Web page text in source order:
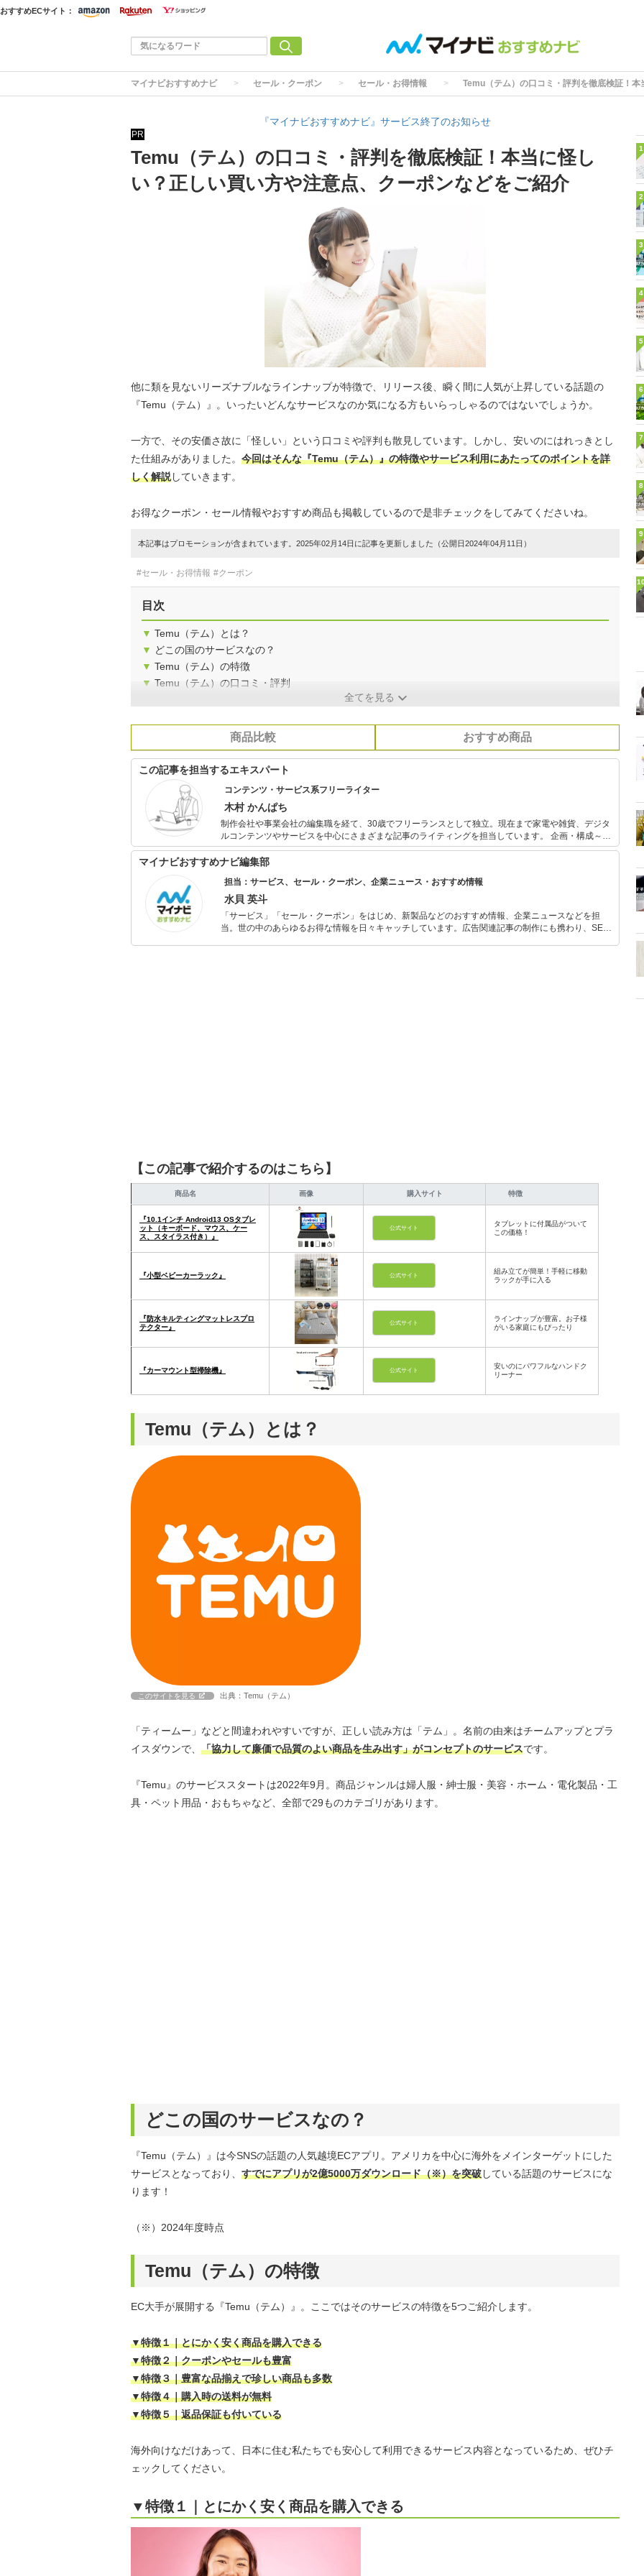
おすすめECサイト：
マイナビおすすめナビ セール・クーポン セール・お得情報 Temu（テム）の口コミ・評判を徹底検証！
『マイナビおすすめナビ』サービス終了のお知らせ
PR
Temu（テム）の口コミ・評判を徹底検証！本当に怪し
い？正しい買い方や注意点、クーポンなどをご紹介
他に類を見ないリーズナブルなラインナップが特徴で、リリース後、瞬く間に人気が上昇している話題の
『Temu（テム）』。いったいどんなサービスなのか気になる方もいらっしゃるのではないでしょうか。
一方で、その安価さ故に「怪しい」という口コミや評判も散見しています。しかし、安いのにはれっきとし
た仕組みがありました。 今回はそんな『Temu（テム）』の特徴やサービス利用にあたってのポイントを詳
しく解説していきます。
お得なクーポン・セール情報やおすすめ商品も掲載しているので是非チェックをしてみてくださいね。
本記事はプロモーションが含まれています。2025年02月14日に記事を更新しました（公開日2024年04月11日）
#セール・お得情報 #クーポン
目次
▼ Temu（テム）とは？
▼ どこの国のサービスなの？
▼ Temu（テム）の特徴
▼ Temu（テム）の口コミ・評判
全てを見る
商品比較 おすすめ商品
この記事を担当するエキスパート
コンテンツ・サービス系フリーライター
木村 かんぱち
制作会社や事業会社の編集職を経て、30歳でフリーランスとして独立。現在まで家電や雑貨、デジタ
ルコンテンツやサービスを中心にさまざまな記事のライティングを担当しています。 企画・構成～取
材、撮影、ライティングまでフットワーク軽く対応できるのが強み！誠実な仕事がモットーです！
マイナビおすすめナビ編集部
担当：サービス、セール・クーポン、企業ニュース・おすすめ情報
水貝 英斗
「サービス」「セール・クーポン」をはじめ、新製品などのおすすめ情報、企業ニュースなどを担
当。世の中のあらゆるお得な情報を日々キャッチしています。広告関連記事の制作にも携わり、SEO
【この記事で紹介するのはこちら】
商品名 画像 購入サイト 特徴
『10.1インチ Android13 OSタブレ
ット（キーボード、マウス、ケー
ス、スタイラス付き）』
公式サイト
タブレットに付属品がついて
この価格！
『小型ベビーカーラック』 公式サイト
組み立てが簡単！手軽に移動
ラックが手に入る
『防水キルティングマットレスプロ
テクター』
公式サイト
ラインナップが豊富。お子様
がいる家庭にもぴったり
『カーマウント型掃除機』 公式サイト
安いのにパワフルなハンドク
リーナー
Temu（テム）とは？
このサイトを見る 出典：Temu（テム）
「ティームー」などと間違われやすいですが、正しい読み方は「テム」。名前の由来はチームアップとプラ
イスダウンで、 「協力して廉価で品質のよい商品を生み出す」がコンセプトのサービスです。
『Temu』のサービススタートは2022年9月。商品ジャンルは婦人服・紳士服・美容・ホーム・電化製品・工
具・ペット用品・おもちゃなど、全部で29ものカテゴリがあります。
どこの国のサービスなの？
『Temu（テム）』は今SNSの話題の人気越境ECアプリ。アメリカを中心に海外をメインターゲットにした
サービスとなっており、 すでにアプリが2億5000万ダウンロード（※）を突破している話題のサービスにな
ります！
（※）2024年度時点
Temu（テム）の特徴
EC大手が展開する『Temu（テム）』。ここではそのサービスの特徴を5つご紹介します。
▼特徴１｜とにかく安く商品を購入できる
▼特徴２｜クーポンやセールも豊富
▼特徴３｜豊富な品揃えで珍しい商品も多数
▼特徴４｜購入時の送料が無料
▼特徴５｜返品保証も付いている
海外向けなだけあって、日本に住む私たちでも安心して利用できるサービス内容となっているため、ぜひチ
ェックしてください。
▼特徴１｜とにかく安く商品を購入できる
1
2
3
4
5
6
7
8
9